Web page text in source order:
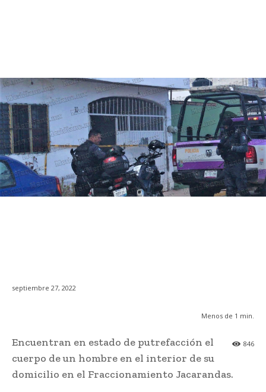
septiembre 27, 2022
Menos de 1 min.
846
Encuentran en estado de putrefacción el
cuerpo de un hombre en el interior de su
domicilio en el Fraccionamiento Jacarandas.